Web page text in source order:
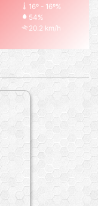
16º - 16º%
54%
20.2 km/h